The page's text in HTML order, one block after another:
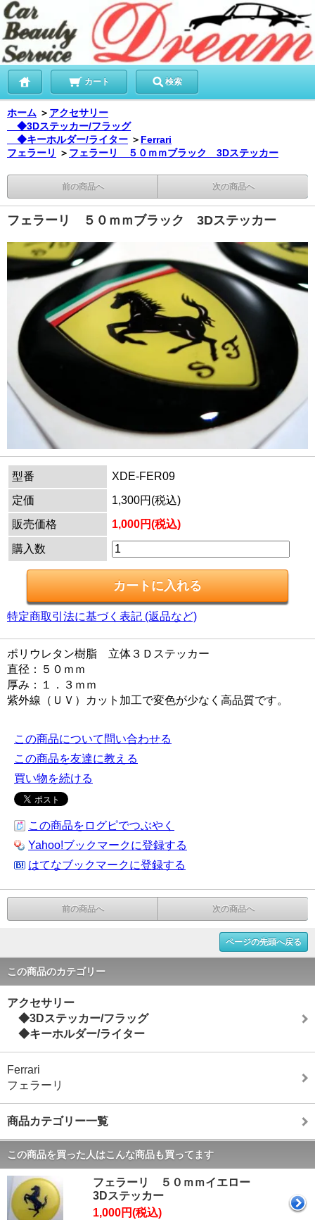
カート 検索
ホーム ＞ アクセサリー
◆3Dステッカー/フラッグ
◆キーホルダー/ライター ＞ Ferrari
フェラーリ
＞ フェラーリ ５０ｍｍブラック 3Dステッカー
前の商品へ 次の商品へ
フェラーリ ５０ｍｍブラック 3Dステッカー
型番
XDE-FER09
定価
1,300円(税込)
販売価格
1,000円(税込)
購入数
特定商取引法に基づく表記 (返品など)
ポリウレタン樹脂 立体３Ｄステッカー
直径：５０ｍｍ
厚み：１．３ｍｍ
紫外線（ＵＶ）カット加工で変色が少なく高品質です。
この商品について問い合わせる
この商品を友達に教える
買い物を続ける
この商品をログピでつぶやく
Yahoo!ブックマークに登録する
はてなブックマークに登録する
前の商品へ 次の商品へ
ページの先頭へ戻る
この商品のカテゴリー
アクセサリー
◆3Dステッカー/フラッグ
◆キーホルダー/ライター
Ferrari
フェラーリ
商品カテゴリー一覧
この商品を買った人はこんな商品も買ってます
フェラーリ ５０ｍｍイエロー
3Dステッカー
1,000円(税込)